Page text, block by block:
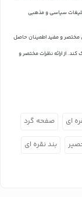
سیاسی و مذهبی
باشند تا از محتوای مختصر و مفید اطمینان حاصل
کند.از ارائه نظرات مختصر و
ای صفحه گرد
بند نقره ای